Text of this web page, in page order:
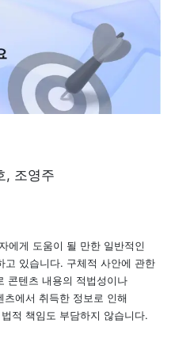
, 조영주
에게 도움이 될 만한 일반적인
고 있습니다. 구체적 사안에 관한
콘텐츠 내용의 적법성이나
에서 취득한 정보로 인해
적 책임도 부담하지 않습니다.